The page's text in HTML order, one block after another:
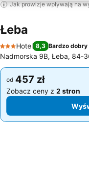
Jak prowizje wpływają na
Łeba
3 Kategoria
Hotel 8,3 Bardzo dobry
Nadmorska 9B, Łeba, 84-
od 457 zł
Zobacz ceny z 2 stron
od 457 zł
Zobacz ceny z 2 stron